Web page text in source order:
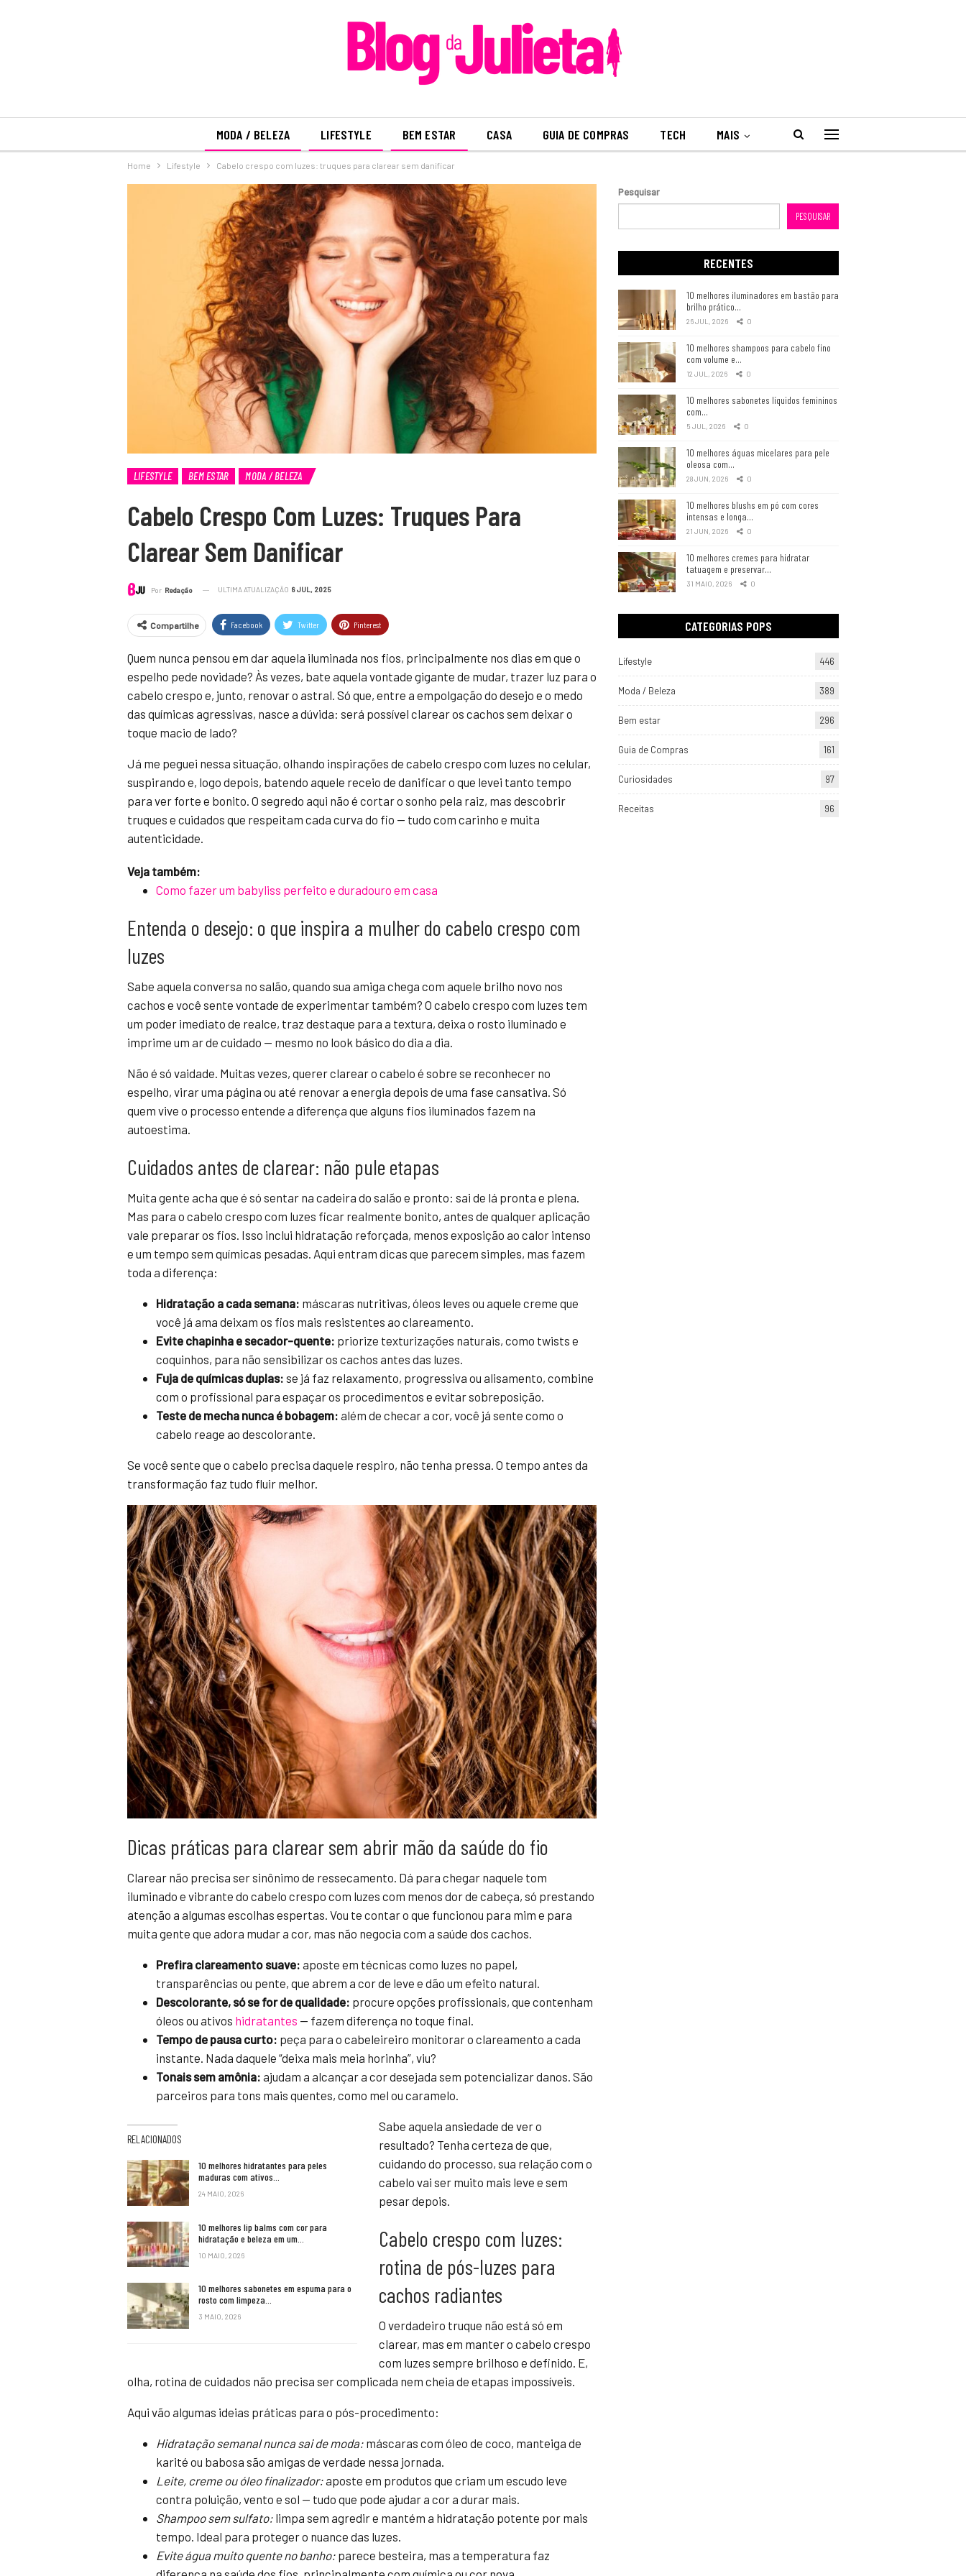
MODA / BELEZA LIFESTYLE BEM ESTAR CASA GUIA DE COMPRAS TECH MAIS
Home Lifestyle Cabelo crespo com luzes: truques para clarear sem danificar
LIFESTYLE BEM ESTAR MODA / BELEZA
Cabelo Crespo Com Luzes: Truques Para
Clarear Sem Danificar
Por Redação ULTIMA ATUALIZAÇÃO 8 JUL, 2025
Compartilhe Facebook Twitter Pinterest
Quem nunca pensou em dar aquela iluminada nos fios, principalmente nos dias em que o
espelho pede novidade? Às vezes, bate aquela vontade gigante de mudar, trazer luz para o
cabelo crespo e, junto, renovar o astral. Só que, entre a empolgação do desejo e o medo
das químicas agressivas, nasce a dúvida: será possível clarear os cachos sem deixar o
toque macio de lado?
Já me peguei nessa situação, olhando inspirações de cabelo crespo com luzes no celular,
suspirando e, logo depois, batendo aquele receio de danificar o que levei tanto tempo
para ver forte e bonito. O segredo aqui não é cortar o sonho pela raiz, mas descobrir
truques e cuidados que respeitam cada curva do fio — tudo com carinho e muita
autenticidade.
Veja também:
Como fazer um babyliss perfeito e duradouro em casa
Entenda o desejo: o que inspira a mulher do cabelo crespo com
luzes
Sabe aquela conversa no salão, quando sua amiga chega com aquele brilho novo nos
cachos e você sente vontade de experimentar também? O cabelo crespo com luzes tem
um poder imediato de realce, traz destaque para a textura, deixa o rosto iluminado e
imprime um ar de cuidado — mesmo no look básico do dia a dia.
Não é só vaidade. Muitas vezes, querer clarear o cabelo é sobre se reconhecer no
espelho, virar uma página ou até renovar a energia depois de uma fase cansativa. Só
quem vive o processo entende a diferença que alguns fios iluminados fazem na
autoestima.
Cuidados antes de clarear: não pule etapas
Muita gente acha que é só sentar na cadeira do salão e pronto: sai de lá pronta e plena.
Mas para o cabelo crespo com luzes ficar realmente bonito, antes de qualquer aplicação
vale preparar os fios. Isso inclui hidratação reforçada, menos exposição ao calor intenso
e um tempo sem químicas pesadas. Aqui entram dicas que parecem simples, mas fazem
toda a diferença:
Hidratação a cada semana: máscaras nutritivas, óleos leves ou aquele creme que
você já ama deixam os fios mais resistentes ao clareamento.
Evite chapinha e secador-quente: priorize texturizações naturais, como twists e
coquinhos, para não sensibilizar os cachos antes das luzes.
Fuja de químicas duplas: se já faz relaxamento, progressiva ou alisamento, combine
com o profissional para espaçar os procedimentos e evitar sobreposição.
Teste de mecha nunca é bobagem: além de checar a cor, você já sente como o
cabelo reage ao descolorante.
Se você sente que o cabelo precisa daquele respiro, não tenha pressa. O tempo antes da
transformação faz tudo fluir melhor.
Dicas práticas para clarear sem abrir mão da saúde do fio
Clarear não precisa ser sinônimo de ressecamento. Dá para chegar naquele tom
iluminado e vibrante do cabelo crespo com luzes com menos dor de cabeça, só prestando
atenção a algumas escolhas espertas. Vou te contar o que funcionou para mim e para
muita gente que adora mudar a cor, mas não negocia com a saúde dos cachos.
Prefira clareamento suave: aposte em técnicas como luzes no papel,
transparências ou pente, que abrem a cor de leve e dão um efeito natural.
Descolorante, só se for de qualidade: procure opções profissionais, que contenham
óleos ou ativos hidratantes — fazem diferença no toque final.
Tempo de pausa curto: peça para o cabeleireiro monitorar o clareamento a cada
instante. Nada daquele “deixa mais meia horinha”, viu?
Tonais sem amônia: ajudam a alcançar a cor desejada sem potencializar danos. São
parceiros para tons mais quentes, como mel ou caramelo.
RELACIONADOS
10 melhores hidratantes para peles
maduras com ativos…
24 MAIO, 2026
10 melhores lip balms com cor para
hidratação e beleza em um…
10 MAIO, 2026
10 melhores sabonetes em espuma para o
rosto com limpeza…
3 MAIO, 2026
Sabe aquela ansiedade de ver o
resultado? Tenha certeza de que,
cuidando do processo, sua relação com o
cabelo vai ser muito mais leve e sem
pesar depois.
Cabelo crespo com luzes:
rotina de pós-luzes para
cachos radiantes
O verdadeiro truque não está só em
clarear, mas em manter o cabelo crespo
com luzes sempre brilhoso e definido. E,
olha, rotina de cuidados não precisa ser complicada nem cheia de etapas impossíveis.
Aqui vão algumas ideias práticas para o pós-procedimento:
Hidratação semanal nunca sai de moda: máscaras com óleo de coco, manteiga de
karité ou babosa são amigas de verdade nessa jornada.
Leite, creme ou óleo finalizador:aposte em produtos que criam um escudo leve
contra poluição, vento e sol — tudo que pode ajudar a cor a durar mais.
Shampoo sem sulfato: limpa sem agredir e mantém a hidratação potente por mais
tempo. Ideal para proteger o nuance das luzes.
Evite água muito quente no banho: parece besteira, mas a temperatura faz
Pesquisar
PESQUISAR
RECENTES
10 melhores iluminadores em bastão para
brilho prático…
26 JUL, 2026 0
10 melhores shampoos para cabelo fino
com volume e…
12 JUL, 2026 0
10 melhores sabonetes líquidos femininos
com…
5 JUL, 2026 0
10 melhores águas micelares para pele
oleosa com…
28 JUN, 2026 0
10 melhores blushs em pó com cores
intensas e longa…
21 JUN, 2026 0
10 melhores cremes para hidratar
tatuagem e preservar…
31 MAIO, 2026 0
CATEGORIAS POPS
Lifestyle 446
Moda / Beleza 389
Bem estar 296
Guia de Compras 161
Curiosidades 97
Receitas 96